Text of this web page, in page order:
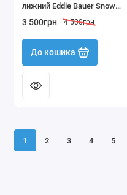
лижний Eddie Bauer Snow
Bib зріст 104–116 см (4-6
років)
3 500грн 4 500грн
До кошика
1 2 3 4 5